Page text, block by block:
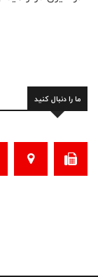
ما را دنبال کنید